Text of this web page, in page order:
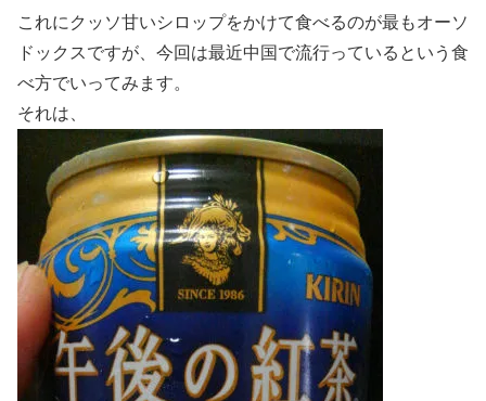
これにクッソ甘いシロップをかけて食べるのが最もオーソ
ドックスですが、今回は最近中国で流行っているという食
べ方でいってみます。
それは、